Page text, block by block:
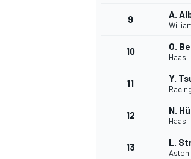
9 A.
10 O.
Haas
11 Y.
12 N.
Haas
13 L.
Aston